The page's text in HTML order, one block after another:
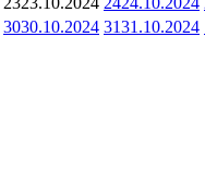
3030.10.2024 3131.10.2024